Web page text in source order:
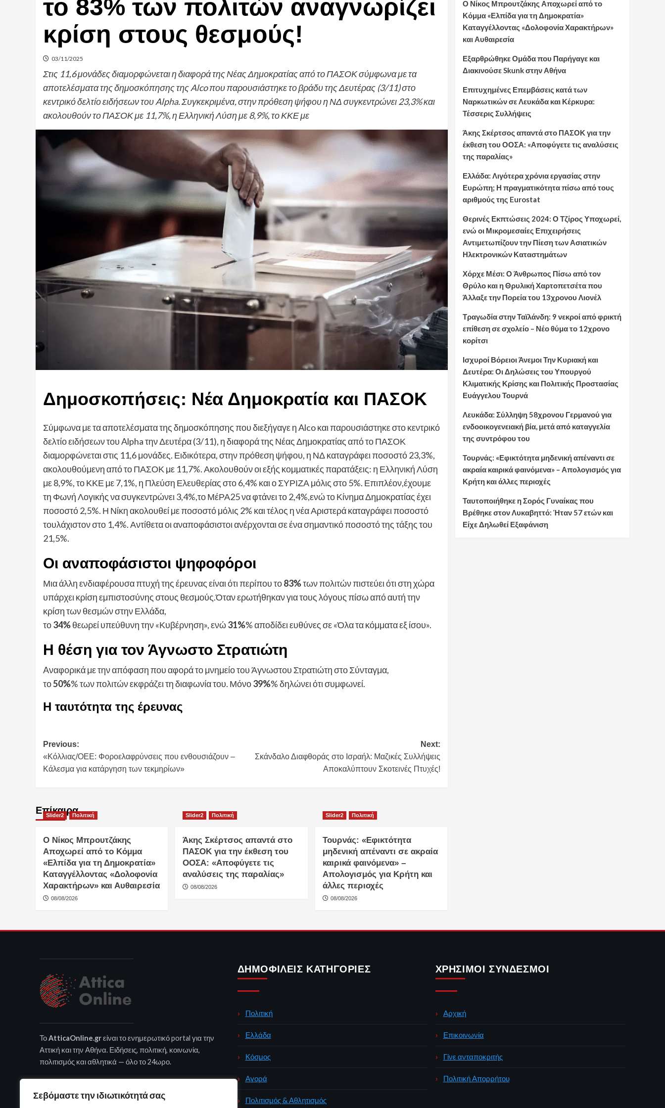
Σεβόμαστε την ιδιωτικότητά σας
το 83% των πολιτών αναγνωρίζει
κρίση στους θεσμούς!
03/11/2025
Στις 11,6 μονάδες διαμορφώνεται η διαφορά της Νέας Δημοκρατίας από το ΠΑΣΟΚ σύμφωνα με τα
αποτελέσματα της δημοσκόπησης της Alco που παρουσιάστηκε το βράδυ της Δευτέρας (3/11) στο
κεντρικό δελτίο ειδήσεων του Alpha. Συγκεκριμένα, στην πρόθεση ψήφου η ΝΔ συγκεντρώνει 23,3% και
ακολουθούν το ΠΑΣΟΚ με 11,7%, η Ελληνική Λύση με 8,9%, το ΚΚΕ με
Δημοσκοπήσεις: Νέα Δημοκρατία και ΠΑΣΟΚ
Σύμφωνα με τα αποτελέσματα της δημοσκόπησης που διεξήγαγε η Alco και παρουσιάστηκε στο κεντρικό
δελτίο ειδήσεων του Alpha την Δευτέρα (3/11), η διαφορά της Νέας Δημοκρατίας από το ΠΑΣΟΚ
διαμορφώνεται στις 11,6 μονάδες. Ειδικότερα, στην πρόθεση ψήφου, η ΝΔ καταγράφει ποσοστό 23,3%,
ακολουθούμενη από το ΠΑΣΟΚ με 11,7%. Ακολουθούν οι εξής κομματικές παρατάξεις: η Ελληνική Λύση
με 8,9%, το ΚΚΕ με 7,1%, η Πλεύση Ελευθερίας στο 6,4% και ο ΣΥΡΙΖΑ μόλις στο 5%. Επιπλέον,έχουμε
τη Φωνή Λογικής να συγκεντρώνει 3,4%,το ΜέΡΑ25 να φτάνει το 2,4%,ενώ το Κίνημα Δημοκρατίας έχει
ποσοστό 2,5%. Η Νίκη ακολουθεί με ποσοστό μόλις 2% και τέλος η νέα Αριστερά καταγράφει ποσοστό
τουλάχιστον στο 1,4%. Αντίθετα οι αναποφάσιστοι ανέρχονται σε ένα σημαντικό ποσοστό της τάξης του
21,5%.
Οι αναποφάσιστοι ψηφοφόροι
Μια άλλη ενδιαφέρουσα πτυχή της έρευνας είναι ότι περίπου το83%των πολιτών πιστεύει ότι στη χώρα
υπάρχει κρίση εμπιστοσύνης στους θεσμούς.Όταν ερωτήθηκαν για τους λόγους πίσω από αυτή την
κρίση των θεσμών στην Ελλάδα,
το34%θεωρεί υπεύθυνη την «Κυβέρνηση», ενώ31%% αποδίδει ευθύνες σε «Όλα τα κόμματα εξ ίσου».
Η θέση για τον Άγνωστο Στρατιώτη
Aναφορικά με την απόφαση που αφορά το μνημείο του Άγνωστου Στρατιώτη στο Σύνταγμα,
το50%% των πολιτών εκφράζει τη διαφωνία του. Μόνο39%% δηλώνει ότι συμφωνεί.
Η ταυτότητα της έρευνας
Post
navigation
Previous:
«Κόλλιας/ΟΕΕ: Φοροελαφρύνσεις που ενθουσιάζουν –
Κάλεσμα για κατάργηση των τεκμηρίων»
Next:
Σκάνδαλο Διαφθοράς στο Ισραήλ: Μαζικές Συλλήψεις
Αποκαλύπτουν Σκοτεινές Πτυχές!
Επίκαιρα
Slider2 Πολιτική
Ο Νίκος Μπρουτζάκης
Αποχωρεί από το Κόμμα
«Ελπίδα για τη Δημοκρατία»
Καταγγέλλοντας «Δολοφονία
Χαρακτήρων» και Αυθαιρεσία
08/08/2026
Slider2 Πολιτική
Άκης Σκέρτσος απαντά στο
ΠΑΣΟΚ για την έκθεση του
ΟΟΣΑ: «Αποφύγετε τις
αναλύσεις της παραλίας»
08/08/2026
Slider2 Πολιτική
Τουρνάς: «Εφικτότητα
μηδενική απέναντι σε ακραία
καιρικά φαινόμενα» –
Απολογισμός για Κρήτη και
άλλες περιοχές
08/08/2026
Ο Νίκος Μπρουτζάκης Αποχωρεί από το
Κόμμα «Ελπίδα για τη Δημοκρατία»
Καταγγέλλοντας «Δολοφονία Χαρακτήρων»
και Αυθαιρεσία
Εξαρθρώθηκε Ομάδα που Παρήγαγε και
Διακινούσε Skunk στην Αθήνα
Επιτυχημένες Επεμβάσεις κατά των
Ναρκωτικών σε Λευκάδα και Κέρκυρα:
Τέσσερις Συλλήψεις
Άκης Σκέρτσος απαντά στο ΠΑΣΟΚ για την
έκθεση του ΟΟΣΑ: «Αποφύγετε τις αναλύσεις
της παραλίας»
Ελλάδα: Λιγότερα χρόνια εργασίας στην
Ευρώπη; Η πραγματικότητα πίσω από τους
αριθμούς της Eurostat
Θερινές Εκπτώσεις 2024: Ο Τζίρος Υποχωρεί,
ενώ οι Μικρομεσαίες Επιχειρήσεις
Αντιμετωπίζουν την Πίεση των Ασιατικών
Ηλεκτρονικών Καταστημάτων
Χόρχε Μέσι: Ο Άνθρωπος Πίσω από τον
Θρύλο και η Θρυλική Χαρτοπετσέτα που
Άλλαξε την Πορεία του 13χρονου Λιονέλ
Τραγωδία στην Ταϊλάνδη: 9 νεκροί από φρικτή
επίθεση σε σχολείο – Νέο θύμα το 12χρονο
κορίτσι
Ισχυροί Βόρειοι Άνεμοι Την Κυριακή και
Δευτέρα: Οι Δηλώσεις του Υπουργού
Κλιματικής Κρίσης και Πολιτικής Προστασίας
Ευάγγελου Τουρνά
Λευκάδα: Σύλληψη 58χρονου Γερμανού για
ενδοοικογενειακή βία, μετά από καταγγελία
της συντρόφου του
Τουρνάς: «Εφικτότητα μηδενική απέναντι σε
ακραία καιρικά φαινόμενα» – Απολογισμός για
Κρήτη και άλλες περιοχές
Ταυτοποιήθηκε η Σορός Γυναίκας που
Βρέθηκε στον Λυκαβηττό: Ήταν 57 ετών και
Είχε Δηλωθεί Εξαφάνιση
ΤοAtticaOnline.grείναι το ενημερωτικό portal για την
Αττική και την Αθήνα. Ειδήσεις, πολιτική, κοινωνία,
πολιτισμός και αθλητικά — όλο το 24ωρο.
ΔΗΜΟΦΙΛΕΊΣ ΚΑΤΗΓΟΡΊΕΣ
Πολιτική
Ελλάδα
Κόσμος
Αγορά
Πολιτισμός & Αθλητισμός
ΧΡΉΣΙΜΟΙ ΣΎΝΔΕΣΜΟΙ
Αρχική
Επικοινωνία
Γίνε ανταποκριτής
Πολιτική Απορρήτου